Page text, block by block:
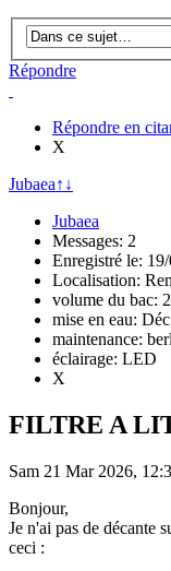
Répondre
Répondre en
X
Jubaea↑ ↓
Jubaea
Messages: 2
Enregistré le:
Localisation:
volume du bac:
mise en eau:
maintenance:
éclairage: LED
X
FILTRE A
Sam 21 Mar 2026,
Bonjour,
Je n'ai pas de décante
ceci :